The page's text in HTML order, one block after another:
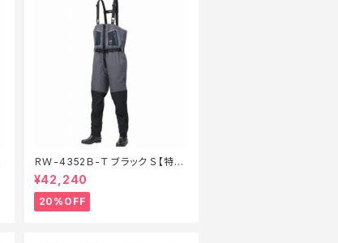
ＲＷ-4352Ｂ-Ｔ ブラック Ｓ【特価
装備】【20】
¥42,240
20%OFF